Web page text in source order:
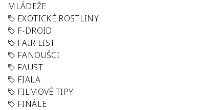
MLÁDEŽE
EXOTICKÉ ROSTLINY
F-DROID
FAIR LIST
FANOUŠCI
FAUST
FIALA
FILMOVÉ TIPY
FINÁLE